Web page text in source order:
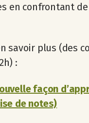
en confrontant
savoir plus (des
:
façon
de notes)